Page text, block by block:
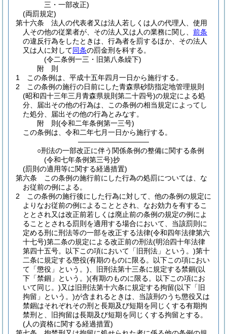
三・一部改正)
(両罰規定)
第十六条
法人の代表者又は法人若しくは人の代理人、使用
人その他の従業者が、その法人又は人の業務に関し、 前条
の違反行為をしたときは、行為者を罰するほか、その法人
又は人に対して同条の罰金刑を科する。
(令二条例一三・旧第八条繰下)
附 則
1
この条例は、平成十五年四月一日から施行する。
2
この条例の施行の日前にした青森県砂防指定地管理規則
(昭和四十三年三月青森県規則第二十四号)の規定による処
分、届出その他の行為は、この条例の相当規定によってし
た処分、届出その他の行為とみなす。
附 則(令和二年条例第一三号)
この条例は、令和二年七月一日から施行する。
――――――――――
○刑法の一部改正に伴う関係条例の整備に関する条例
(令和七年条例第三号)抄
(罰則の適用等に関する経過措置)
第六条
この条例の施行前にした行為の処罰については、な
お従前の例による。
2
この条例の施行後にした行為に対して、他の条例の規定に
よりなお従前の例によることとされ、なお効力を有するこ
ととされ又は改正前若しくは廃止前の条例の規定の例によ
ることとされる罰則を適用する場合において、当該罰則に
定める刑に刑法等の一部を改正する法律(令和四年法律第六
十七号)第二条の規定による改正前の刑法(明治四十年法律
第四十五号。以下この項において「旧刑法」という。)第十
二条に規定する懲役(有期のものに限る。以下この項におい
て「懲役」という。) 、旧刑法第十三条に規定する禁錮(以
下「禁錮」という。)(有期のものに限る。以下この項にお
いて同じ。)又は旧刑法第十六条に規定する拘留(以下「旧
拘留」という。)が含まれるときは、当該刑のうち懲役又は
禁錮はそれぞれその刑と長期及び短期を同じくする有期拘
禁刑と、旧拘留は長期及び短期を同じくする拘留とする。
(人の資格に関する経過措置)